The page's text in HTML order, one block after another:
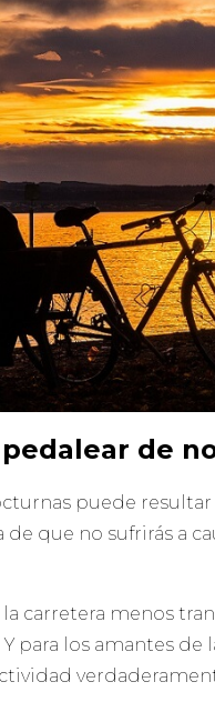
de
puede
que no sufrirás a
carretera menos
para los amantes de